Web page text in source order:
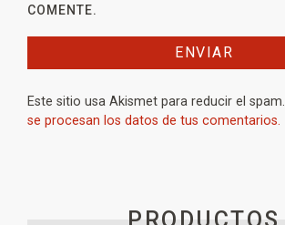
COMENTE.
Este sitio usa Akismet para reducir el spam.
se procesan los datos de tus comentarios.